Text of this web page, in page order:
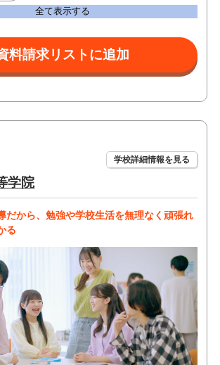
全て表示する
学校詳細情報を見る
学院
だから、勉強や学校生活を無理なく頑張れ
る